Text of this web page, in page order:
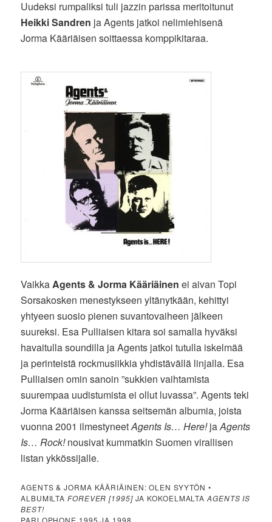
Uudeksi rumpaliksi tuli jazzin parissa meritoitunut
Heikki Sandren ja Agents jatkoi nelimiehisenä
Jorma Kääriäisen soittaessa komppikitaraa.
VaikkaAgents & Jorma Kääriäinen ei aivan Topi
Sorsakosken menestykseen yltänytkään, kehittyi
yhtyeen suosio pienen suvantovaiheen jälkeen
suureksi. Esa Pulliaisen kitara soi samalla hyväksi
havaitulla soundilla ja Agents jatkoi tutulla iskelmää
ja perinteistä rockmusiikkia yhdistävällä linjalla. Esa
Pulliaisen omin sanoin ”sukkien vaihtamista
suurempaa uudistumista ei ollut luvassa”. Agents teki
Jorma Kääriäisen kanssa seitsemän albumia, joista
vuonna 2001 ilmestyneetAgents Is… Here!jaAgents
Is… Rock!nousivat kummatkin Suomen virallisen
listan ykkössijalle.
AGENTS & JORMA KÄÄRIÄINEN: OLEN SYYTÖN •
ALBUMILTAFOREVER [1995]JA KOKOELMALTAAGENTS IS
BEST!